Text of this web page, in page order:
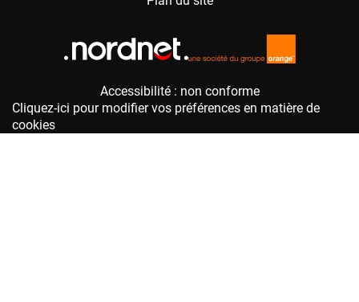
Accessibilité : non conforme
Cliquez-ici pour modifier vos préférences en matière de
cookies